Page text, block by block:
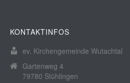
KONTAKTINFOS
ev. Kirchengemeinde Wutachtal
Gartenweg 4
79780 Stühlingen